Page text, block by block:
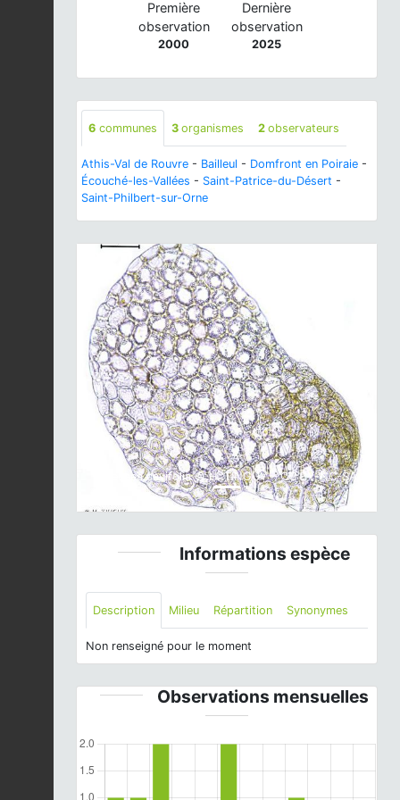
Première
observation
2000
Dernière
observation
2025
6 communes 3 organismes 2 observateurs
Athis-Val de Rouvre - Bailleul - Domfront en Poiraie -
Écouché-les-Vallées - Saint-Patrice-du-Désert -
Saint-Philbert-sur-Orne
Lejeunea cavifolia © H. TINGUY - CC BY-NC-SA
Previous
Informations espèce
Description Milieu Répartition Synonymes
Non renseigné pour le moment
Observations mensuelles